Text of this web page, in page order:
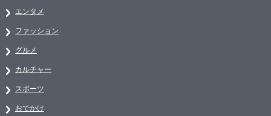
エンタメ
ファッション
グルメ
カルチャー
スポーツ
おでかけ